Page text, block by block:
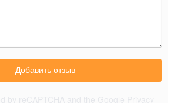
Добавить отзыв